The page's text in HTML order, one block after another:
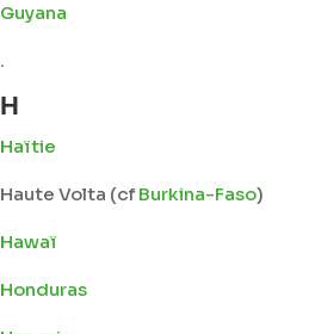
Guyana
.
H
Haïtie
Haute Volta (cf Burkina-Faso)
Hawaï
Honduras